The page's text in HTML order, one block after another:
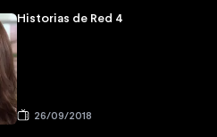
Historias de Red 4
26/09/2018